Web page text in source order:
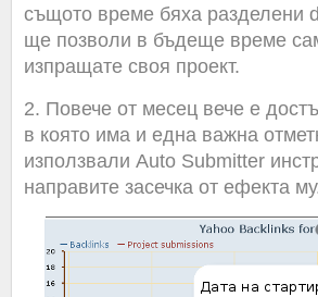
същото време бяха разделени
ще позволи в бъдеще време
изпращате своя проект.
2. Повече от месец вече е
в която има и една важна
използвали Auto Submitter
направите засечка от ефекта